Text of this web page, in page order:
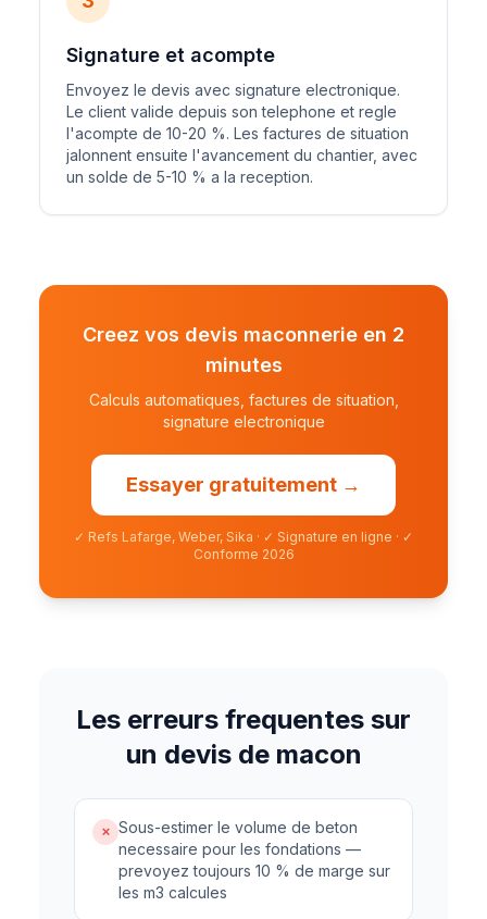
Signature et acompte
Envoyez le devis avec signature electronique.
Le client valide depuis son telephone et regle
l'acompte de 10-20 %. Les factures de situation
jalonnent ensuite l'avancement du chantier, avec
un solde de 5-10 % a la reception.
Creez vos devis maconnerie en 2
minutes
Calculs automatiques, factures de situation,
signature electronique
Essayer gratuitement →
✓ Refs Lafarge, Weber, Sika · ✓ Signature en ligne · ✓
Conforme 2026
Les erreurs frequentes sur
un devis de macon
✗ Sous-estimer le volume de beton
necessaire pour les fondations —
prevoyez toujours 10 % de marge sur
les m3 calcules